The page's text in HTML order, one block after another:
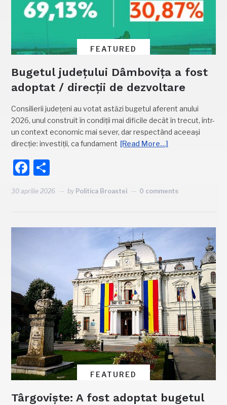
FEATURED
Bugetul județului Dâmbovița a fost
adoptat / direcții de dezvoltare
Consilierii județeni au votat astăzi bugetul aferent anului
2026, unul construit în condiții mai dificile decât în trecut, într-
un context economic mai sever, dar respectând aceeași
direcție: investiții, ca fundament [Read More…]
Facebook
30 aprilie 2026 by Politica Broastei 0 comments
FEATURED
Târgoviște: A fost adoptat bugetul